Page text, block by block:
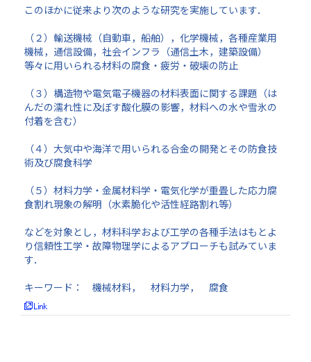
このほかに従来より次のような研究を実施しています．
（２）輸送機械（自動車，船舶），化学機械，各種産業用
機械，通信設備，社会インフラ（通信土木，建築設備）
等々に用いられる材料の腐食・疲労・破壊の防止
（３）構造物や電気電子機器の材料表面に関する課題（は
んだの濡れ性に及ぼす酸化膜の影響，材料への水や雪氷の
付着を含む）
（４）大気中や海洋で用いられる合金の開発とその防食技
術及び腐食科学
（５）材料力学・金属材料学・電気化学が重畳した応力腐
食割れ現象の解明（水素脆化や活性経路割れ等）
などを対象とし，材料科学および工学の各種手法はもとよ
り信頼性工学・故障物理学によるアプローチも試みていま
す．
キーワード： 機械材料， 材料力学， 腐食